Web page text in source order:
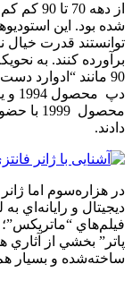
از دهه
شده بود. اين
توانستند قدرت خيال
برآورده كنند. به
90 مانند “ادوارد
دپ
محصول
دادند.
در هزاره‌سوم اما
ديجيتال و رايانه‌اي
فيلم‌هاي
پاتر” بخشي از آثاري
ساخته‌شده و بسيار